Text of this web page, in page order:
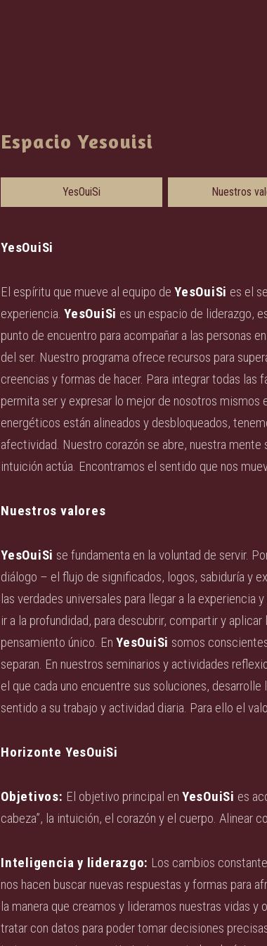
Espacio Yesouisi
YesOuiSi Nuestros
YesOuiSi
El espíritu que mueve al equipo deYesOuiSi es el
experiencia.YesOuiSi es un espacio de liderazgo,
punto de encuentro para acompañar a las personas
del ser. Nuestro programa ofrece recursos para
creencias y formas de hacer. Para integrar todas las
permita ser y expresar lo mejor de nosotros mismos
energéticos están alineados y desbloqueados,
afectividad. Nuestro corazón se abre, nuestra
intuición actúa. Encontramos el sentido que nos
Nuestros valores
YesOuiSi se fundamenta en la voluntad de servir.
diálogo – el flujo de significados, logos, sabiduría y
las verdades universales para llegar a la
ir a la profundidad, para descubrir, compartir y
pensamiento único. EnYesOuiSi somos
separan. En nuestros seminarios y actividades
el que cada uno encuentre sus soluciones,
sentido a su trabajo y actividad diaria. Para ello el
Horizonte YesOuiSi
Objetivos: El objetivo principal en YesOuiSi es
cabeza”, la intuición, el corazón y el cuerpo. Alinear
Inteligencia y liderazgo: Los cambios
nos hacen buscar nuevas respuestas y formas para
la manera que creamos y lideramos nuestras vidas
tratar con datos para poder tomar decisiones